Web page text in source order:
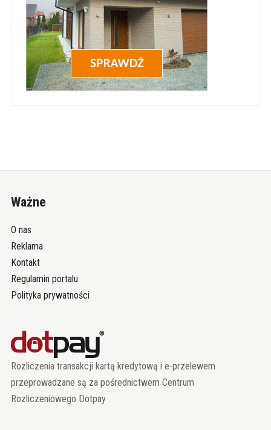
Ważne
O nas
Reklama
Kontakt
Regulamin portalu
Polityka prywatności
Rozliczenia transakcji kartą kredytową i e-przelewem
przeprowadzane są za pośrednictwem Centrum
Rozliczeniowego Dotpay